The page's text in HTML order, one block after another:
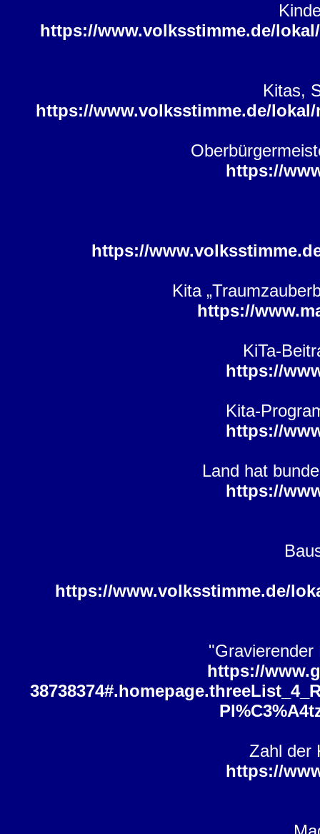
https://www.volksstimme.de/
Kitas,
https://www.volksstimme.de/
https://
https://
Kita
https://
KiTa-
https://
Kita-
https://
Land hat
https://
https://www.volksstimme.de/
https://
Zahl der
https://